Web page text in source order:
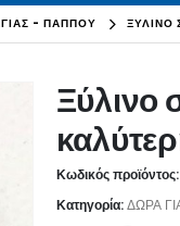
- ΠΑΠΠΟΥ ΞΎΛΙΝΟ
Ξύλινο
Κωδικός προϊόντος:
Κατηγορία:ΔΩΡΑ